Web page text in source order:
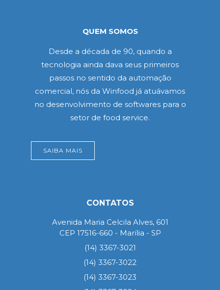
QUEM SOMOS
Desde a década de 90, quando a
tecnologia ainda dava seus primeiros
passos no sentido da automação
comercial, nós da Winfood já atuávamos
no desenvolvimento de softwares para o
setor de food service.
SAIBA MAIS
CONTATOS
Avenida Maria Celcila Alves, 601
CEP 17516-660 - Marília - SP
(14) 3367-3021
(14) 3367-3022
(14) 3367-3023